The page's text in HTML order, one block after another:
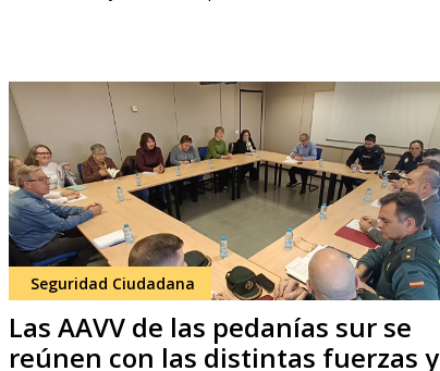
Seguridad Ciudadana
Las AAVV de las pedanías sur se
reúnen con las distintas fuerzas y